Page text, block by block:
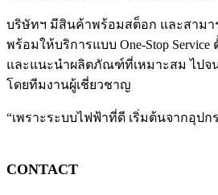
บริษัทฯ มีสินค้าพร้อมสต็อก และสามา
พร้อมให้บริการแบบ One-Stop
และแนะนำผลิตภัณฑ์ที่เหมาะสม ไปจ
โดยทีมงานผู้เชี่ยวชาญ
“เพราะระบบไฟฟ้าที่ดี เริ่มต้นจากอุปก
CONTACT